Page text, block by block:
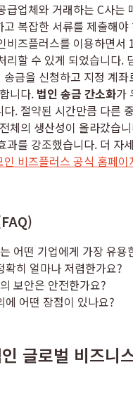
급업체와 거래하는 C사는
복잡한 서류를 제출해야
비즈플러스를 이용하면서
리할 수 있게 되었습니다.
금을 신청하고 지정 계
니다. 법인 송금 간소화가
. 절약된 시간만큼 다른
체의 생산성이 올라갔습
과를 강조했습니다. 더 자
비즈플러스 공식 홈페이
어떤 기업에게 가장 유용
확히 얼마나 저렴한가요?
보안은 안전한가요?
에 어떤 장점이 있나요?
글로벌 비즈니